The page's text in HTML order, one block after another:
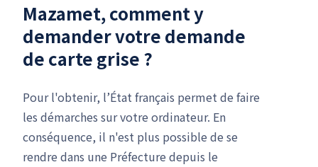
Mazamet, comment y
demander votre demande
de carte grise ?
Pour l'obtenir, l’État français permet de faire
les démarches sur votre ordinateur. En
conséquence, il n'est plus possible de se
rendre dans une Préfecture depuis le